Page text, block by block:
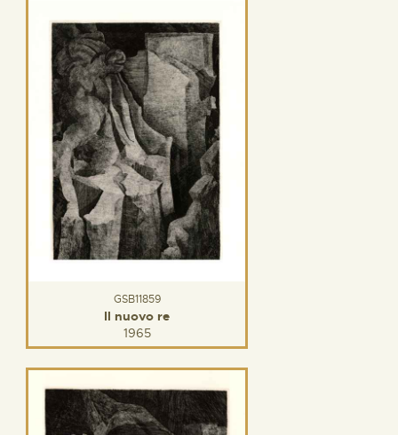
GSB11859
Il nuovo re
1965